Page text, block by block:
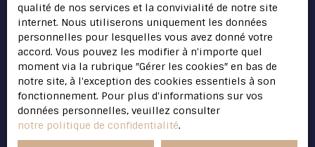
Société Worldline, Service Bloctel, CS 61311,
41013 BLOIS CEDEX.
Pour en savoir plus sur le traitement de vos
données personnelles, veuillez consulter
notre politique de confidentialité.
Recevoir des annonces
qualité de nos services et la convivialité de notre site
internet. Nous utiliserons uniquement les données
personnelles pour lesquelles vous avez donné votre
accord. Vous pouvez les modifier à n'importe quel
moment via la rubrique ″Gérer les cookies″ en bas de
notre site, à l'exception des cookies essentiels à son
fonctionnement. Pour plus d'informations sur vos
données personnelles, veuillez consulter
notre politique de confidentialité.